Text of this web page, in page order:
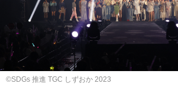
©SDGs 推進 TGC しずおか 2023